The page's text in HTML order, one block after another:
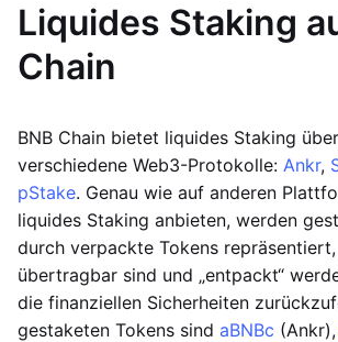
Liquides Staking
Chain
BNB Chain bietet liquides Staking
verschiedene Web3-Protokolle: Ankr,
pStake. Genau wie auf anderen
liquides Staking anbieten, werden
durch verpackte Tokens
übertragbar sind und „entpackt“
die finanziellen Sicherheiten
gestaketen Tokens sind aBNBc (Ankr),